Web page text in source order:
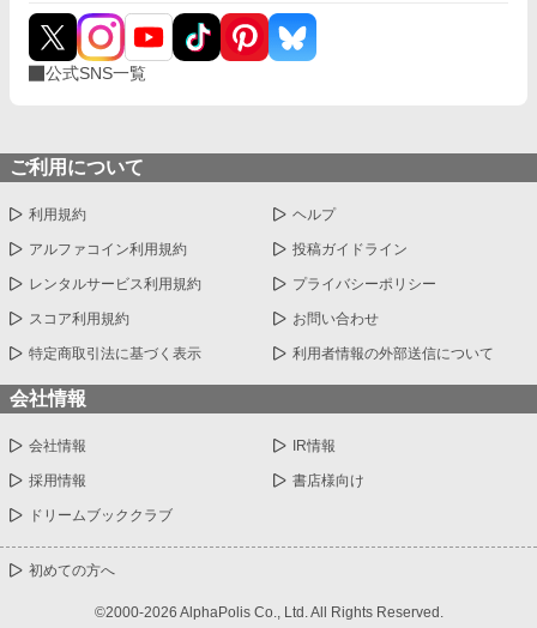
公式SNS一覧
ご利用について
利用規約 ヘルプ
アルファコイン利用規約 投稿ガイドライン
レンタルサービス利用規約 プライバシーポリシー
スコア利用規約 お問い合わせ
特定商取引法に基づく表示 利用者情報の外部送信について
会社情報
会社情報 IR情報
採用情報 書店様向け
ドリームブッククラブ
初めての方へ
©2000-2026 AlphaPolis Co., Ltd. All Rights Reserved.